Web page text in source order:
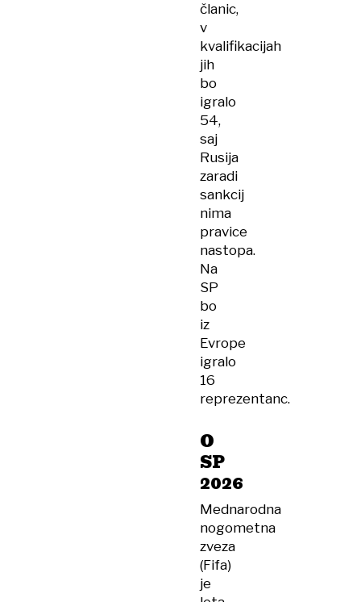
članic,
v
kvalifikacijah
jih
bo
igralo
54,
saj
Rusija
zaradi
sankcij
nima
pravice
nastopa.
Na
SP
bo
iz
Evrope
igralo
16
reprezentanc.
O
SP
2026
Mednarodna
nogometna
zveza
(Fifa)
je